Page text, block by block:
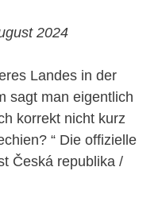
2024
Landes in der
sagt man eigentlich
korrekt nicht kurz
“ Die offizielle
Česká republika /